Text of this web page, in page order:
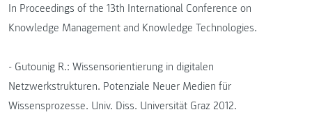
In Proceedings of the 13th International Conference on
Knowledge Management and Knowledge Technologies.
- Gutounig R.: Wissensorientierung in digitalen
Netzwerkstrukturen. Potenziale Neuer Medien für
Wissensprozesse. Univ. Diss. Universität Graz 2012.